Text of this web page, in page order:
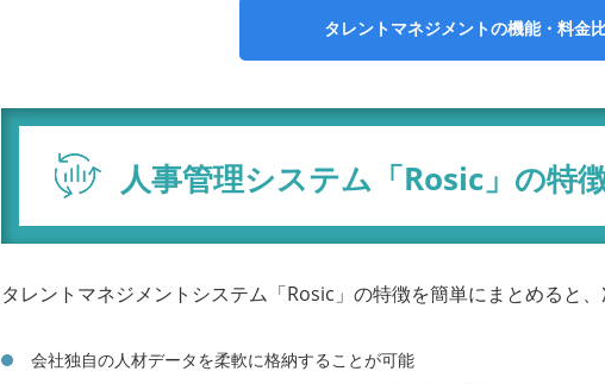
タレントマネジメントの機能・料金
人事管理システム「Rosic」の特
タレントマネジメントシステム「Rosic」の特徴を簡単にまとめると、
会社独自の人材データを柔軟に格納することが可能